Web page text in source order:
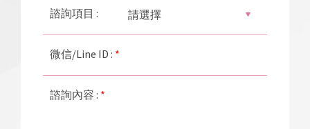
諮詢項目 :
微信/Line ID : *
諮詢內容 : *